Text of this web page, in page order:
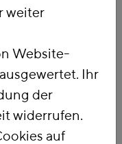
weiter
Website-
Ihr
der
widerrufen.
auf